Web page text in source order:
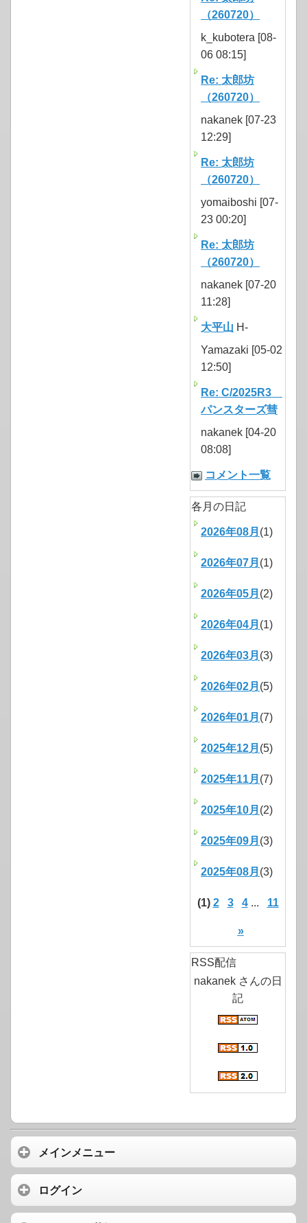
（260720）
k_kubotera [08-
06 08:15]
Re: 太郎坊
（260720）
nakanek [07-23
12:29]
Re: 太郎坊
（260720）
yomaiboshi [07-
23 00:20]
Re: 太郎坊
（260720）
nakanek [07-20
11:28]
大平山 H-
Yamazaki [05-02
12:50]
Re: C/2025R3
パンスターズ彗
nakanek [04-20
08:08]
コメント一覧
各月の日記
2026年08月 (1)
2026年07月 (1)
2026年05月 (2)
2026年04月 (1)
2026年03月 (3)
2026年02月 (5)
2026年01月 (7)
2025年12月 (5)
2025年11月 (7)
2025年10月 (2)
2025年09月 (3)
2025年08月 (3)
(1) 2 3 4... 11
»
RSS配信
nakanek さんの日
記
メインメニュー
ログイン